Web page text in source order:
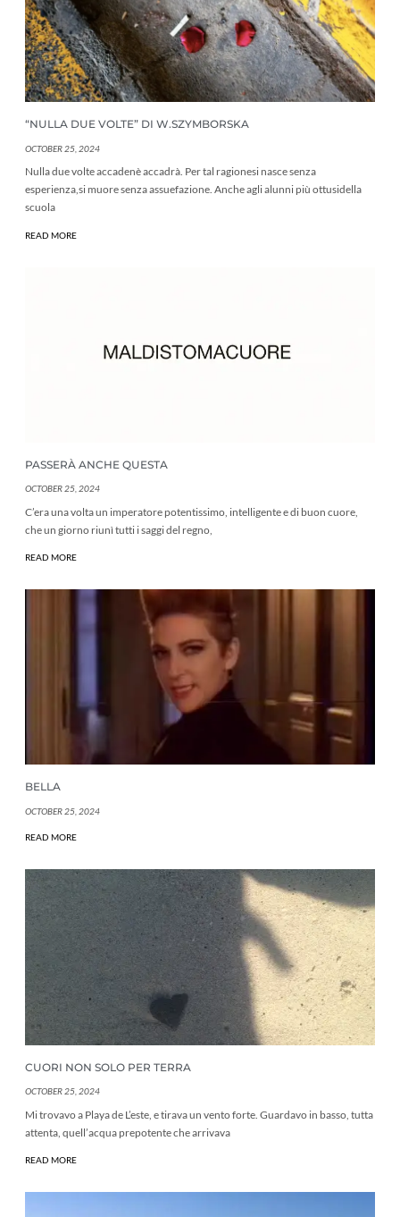
“NULLA DUE VOLTE” DI W.SZYMBORSKA
OCTOBER 25, 2024
Nulla due volte accadenè accadrà. Per tal ragionesi nasce senza
esperienza,si muore senza assuefazione. Anche agli alunni più ottusidella
scuola
READ MORE
PASSERÀ ANCHE QUESTA
OCTOBER 25, 2024
C’era una volta un imperatore potentissimo, intelligente e di buon cuore,
che un giorno riunì tutti i saggi del regno,
READ MORE
BELLA
OCTOBER 25, 2024
READ MORE
CUORI NON SOLO PER TERRA
OCTOBER 25, 2024
Mi trovavo a Playa de L’este, e tirava un vento forte. Guardavo in basso, tutta
attenta, quell’acqua prepotente che arrivava
READ MORE